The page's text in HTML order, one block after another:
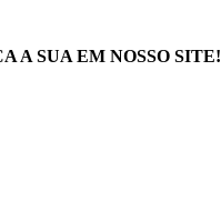
A SUA EM NOSSO SITE!